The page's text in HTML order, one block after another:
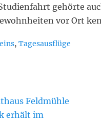
gehörte
vor Ort
, Tagesausflüge
Feldmühle
erhält im